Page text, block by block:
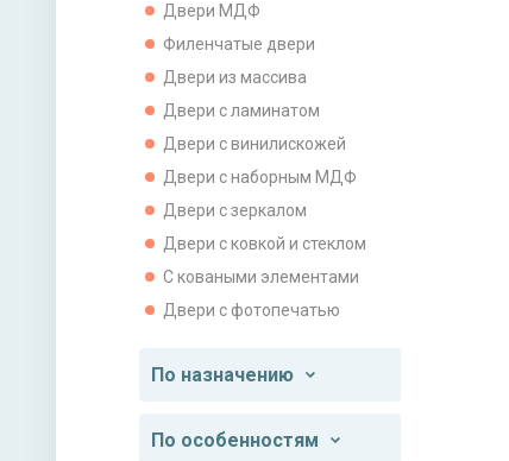
Двери МДФ
Филенчатые двери
Двери из массива
Двери с ламинатом
Двери с винилискожей
Двери с наборным МДФ
Двери с зеркалом
Двери с ковкой и стеклом
С коваными элементами
Двери с фотопечатью
По назначению
По особенностям